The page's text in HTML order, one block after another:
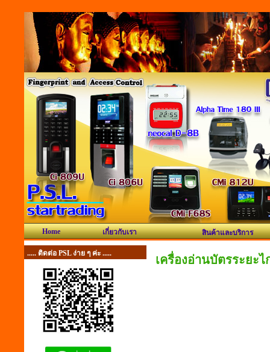
Home เกี่ยวกับเรา สินค้าและบริการ
..... ติดต่อ PSL ง่าย ๆ ค่ะ ..... เครื่องอ่านบัตรระยะไ